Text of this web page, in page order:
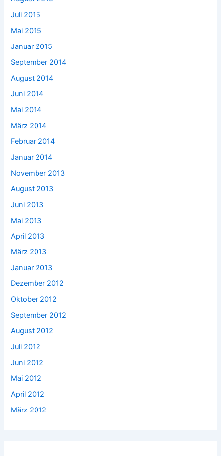
Juli 2015
Mai 2015
Januar 2015
September 2014
August 2014
Juni 2014
Mai 2014
März 2014
Februar 2014
Januar 2014
November 2013
August 2013
Juni 2013
Mai 2013
April 2013
März 2013
Januar 2013
Dezember 2012
Oktober 2012
September 2012
August 2012
Juli 2012
Juni 2012
Mai 2012
April 2012
März 2012